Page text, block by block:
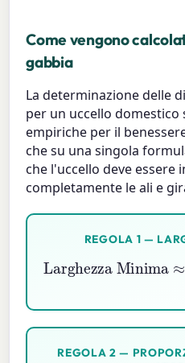
Come vengono
gabbia
La determinazione delle
per un uccello domestico
empiriche per il
che su una singola
che l'uccello deve essere
completamente le ali e
REGOLA 1 —
Larghezza Minima≈
REGOLA 2 —